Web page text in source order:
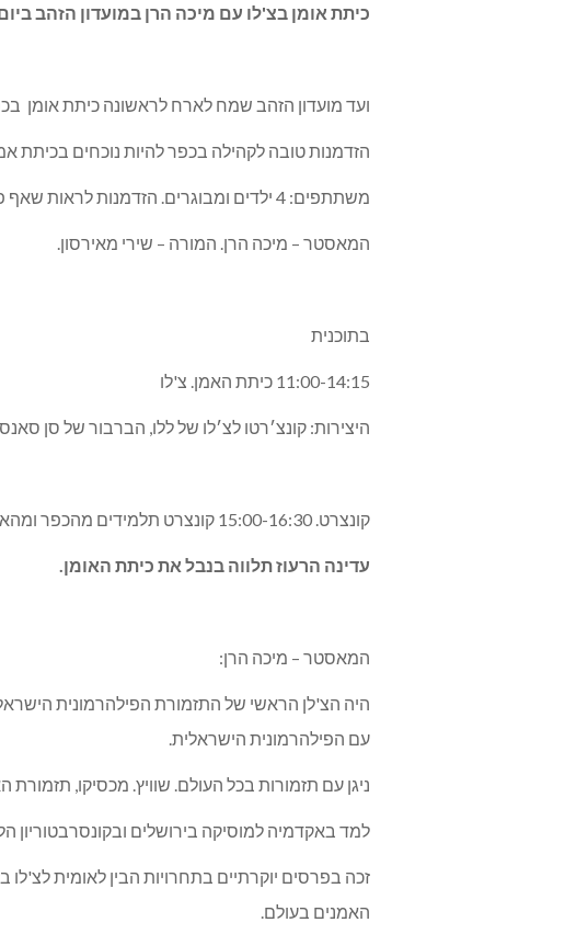
כיתת אומן בצ'לו עם מיכה הרן במועדון הזהב ביום שישי 24.7.15 /
ועד מועדון הזהב שמח לארח לראשונה כיתת אומן
הזדמנות טובה לקהילה בכפר להיות נוכחים בכיתת
משתתפים: 4 ילדים ומבוגרים. הזדמנות לראות שאף פעם לא מאוחר מדי ללמוד לנגן.
המאסטר – מיכה הרן. המורה – שירי מאירסון.
בתוכנית
11:00-14:15 כיתת האמן. צ'לו
היצירות: קונצ׳רטו לצ׳לו של ללו, הברבור של סן
קונצרט. 15:00-16:30 קונצרט תלמידים מהכפר ומהאזור. קונצרט מאוד מומלץ לחובבי הצ׳לו. ינוגנו יצירות שונות ויפות לצ׳לו וגם מספר הרכבי צ׳לו. ע
עדינה הרעוז תלווה בנבל את כיתת האומן.
המאסטר – מיכה הרן:
עם הפילהרמונית הישראלית.
ניגן עם תזמורות בכל העולם. שוויץ. מכסיקו,
למד באקדמיה למוסיקה בירושלים ובקונסרבטוריון
זכה בפרסים יוקרתיים בתחרויות הבין לאומית לצ'לו
האמנים בעולם.